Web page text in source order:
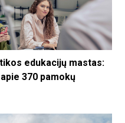
edukacijų mastas:
370 pamokų